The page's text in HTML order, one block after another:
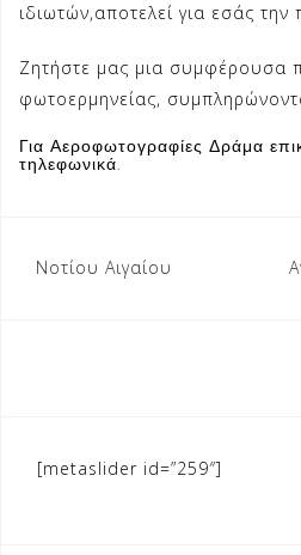
ιδιωτών,αποτελεί για εσάς την
Ζητήστε μας μια συμφέρουσα
φωτοερμηνείας,
Για Αεροφωτογραφίες Δράμα
τηλεφωνικά.
Πλοήγηση
άρθρων
Νοτίου Αιγαίου
[metaslider id=”259″]